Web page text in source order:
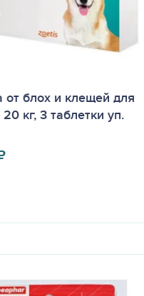
блох и клещей для
20 кг, 3 таблетки уп.